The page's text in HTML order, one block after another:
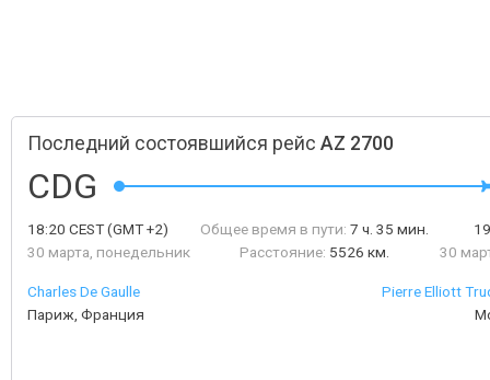
Последний состоявшийся рейс AZ 2700
CDG
18:20 CEST(GMT +2)
30 марта, понедельник
Общее время в пути: 7 ч. 35 мин.
Расстояние: 5526 км.
30
Charles De Gaulle
Париж, Франция
Pierre Elliott